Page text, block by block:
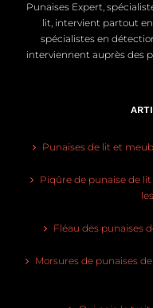
Punaises Expert,
lit, intervient partout
spécialistes en
interviennent auprès des
Punaises de lit et
Piqûre de punaise de
Fléau des punaises
Morsures de punaises